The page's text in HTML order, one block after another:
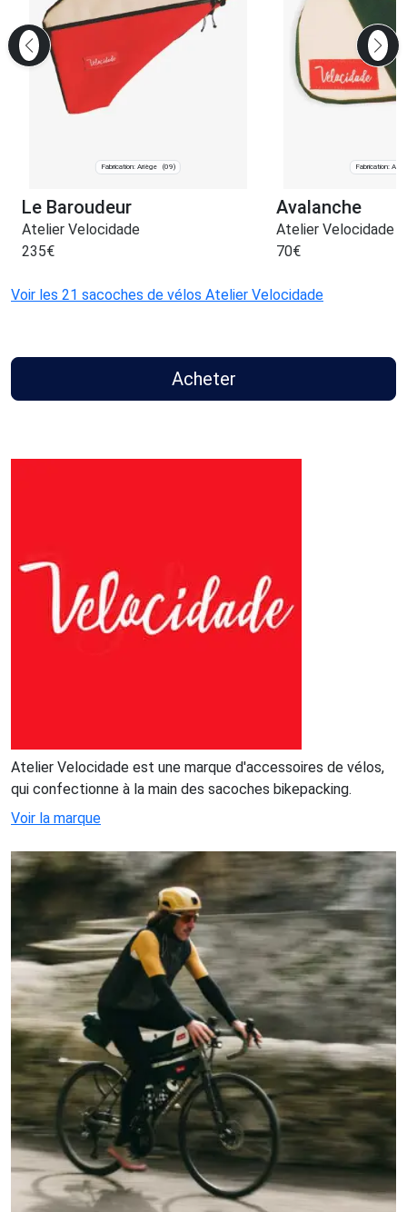
Fabrication: Ariège (09)
Le Baroudeur
Atelier Velocidade
235€
Fabrication:
Avalanche
Atelier Velocidade
70€
Voir les 21 sacoches de vélos Atelier Velocidade
Acheter
Atelier Velocidade est une marque d'accessoires de vélos,
qui confectionne à la main des sacoches bikepacking.
Voir la marque